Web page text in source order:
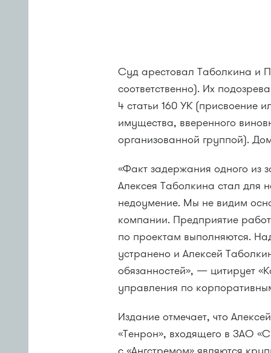
Суд арестовал Таболкина и
соответственно). Их
4 статьи 160 УК (присвоение
имущества, вверенного
организованной группой).
«Факт задержания одного из
Алексея Таболкина стал для
недоумение. Мы не видим
компании. Предприятие
по проектам выполняются.
устранено и Алексей
обязанностей», — цитирует
управления по
Издание отмечает, что
«Тенрон», входящего в ЗАО